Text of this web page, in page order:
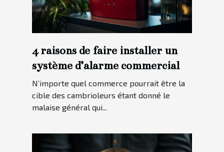
4 raisons de faire installer un
système d’alarme commercial
N’importe quel commerce pourrait être la
cible des cambrioleurs étant donné le
malaise général qui...